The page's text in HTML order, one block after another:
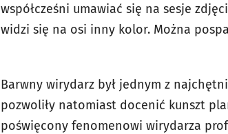
współcześni umawiać się na sesje
widzi się na osi inny kolor. Można
Barwny wirydarz był jednym z
pozwoliły natomiast docenić kunszt
poświęcony fenomenowi wirydarza